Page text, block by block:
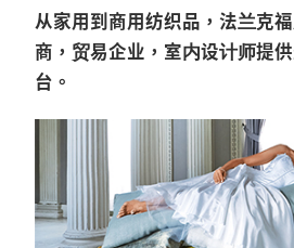
从家用到商用纺织品，法兰克
商，贸易企业，室内设计师提
台。